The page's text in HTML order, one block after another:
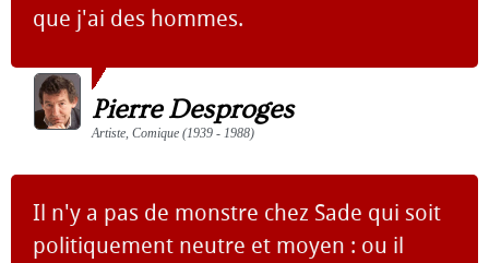
que j'ai des hommes.
Pierre Desproges
Artiste, Comique (1939 - 1988)
Il n'y a pas de monstre chez Sade qui soit
politiquement neutre et moyen : ou il